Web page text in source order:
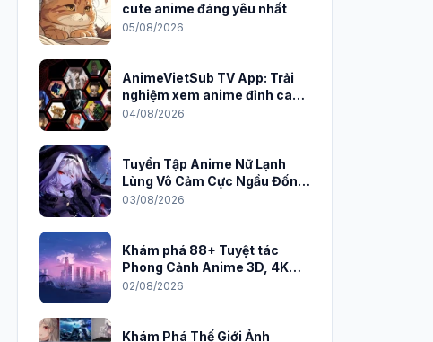
cute anime đáng yêu nhất
05/08/2026
AnimeVietSub TV App: Trải
nghiệm xem anime đỉnh cao
trên PC
04/08/2026
Tuyển Tập Anime Nữ Lạnh
Lùng Vô Cảm Cực Ngầu Đốn
Tim Fan
03/08/2026
Khám phá 88+ Tuyệt tác
Phong Cảnh Anime 3D, 4K
Sắc Nét
02/08/2026
Khám Phá Thế Giới Ảnh